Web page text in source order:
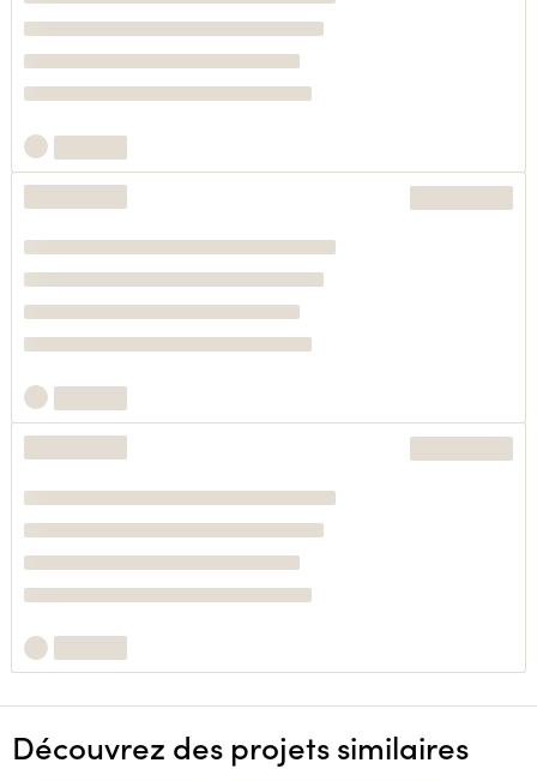
Découvrez des projets similaires